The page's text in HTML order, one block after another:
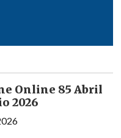
Online 85 Abril
2026